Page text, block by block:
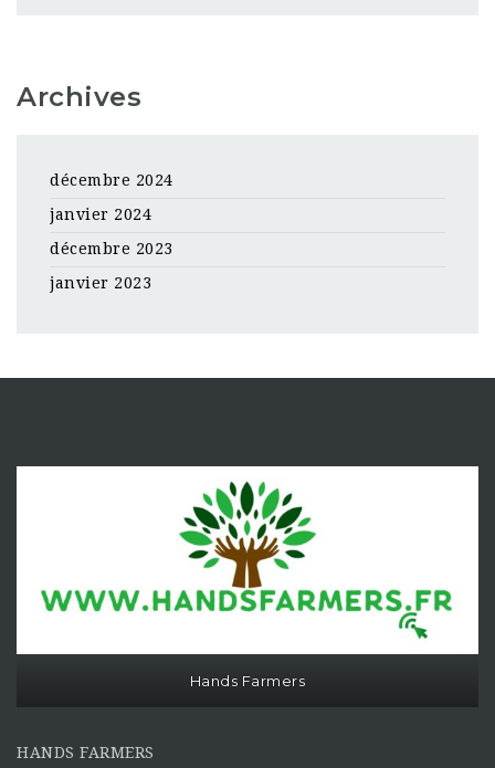
Archives
décembre 2024
janvier 2024
décembre 2023
janvier 2023
Hands Farmers
HANDS FARMERS